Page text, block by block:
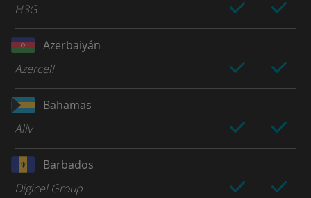
H3G
Azerbaiyán
Azercell
Bahamas
Aliv
Barbados
Digicel Group